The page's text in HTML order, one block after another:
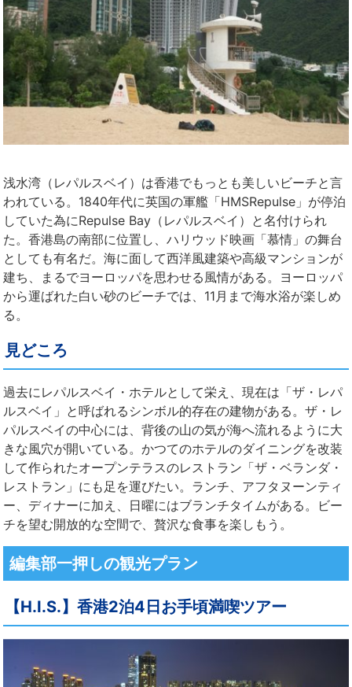
浅水湾（レパルスベイ）は香港でもっとも美しいビーチと言
われている。1840年代に英国の軍艦「HMSRepulse」が停泊
していた為にRepulse Bay（レパルスベイ）と名付けられ
た。香港島の南部に位置し、ハリウッド映画「慕情」の舞台
としても有名だ。海に面して西洋風建築や高級マンションが
建ち、まるでヨーロッパを思わせる風情がある。ヨーロッパ
から運ばれた白い砂のビーチでは、11月まで海水浴が楽しめ
る。
見どころ
過去にレパルスベイ・ホテルとして栄え、現在は「ザ・レパ
ルスベイ」と呼ばれるシンボル的存在の建物がある。ザ・レ
パルスベイの中心には、背後の山の気が海へ流れるように大
きな風穴が開いている。かつてのホテルのダイニングを改装
して作られたオープンテラスのレストラン「ザ・ベランダ・
レストラン」にも足を運びたい。ランチ、アフタヌーンティ
ー、ディナーに加え、日曜にはブランチタイムがある。ビー
チを望む開放的な空間で、贅沢な食事を楽しもう。
編集部一押しの観光プラン
【H.I.S.】香港2泊4日お手頃満喫ツアー